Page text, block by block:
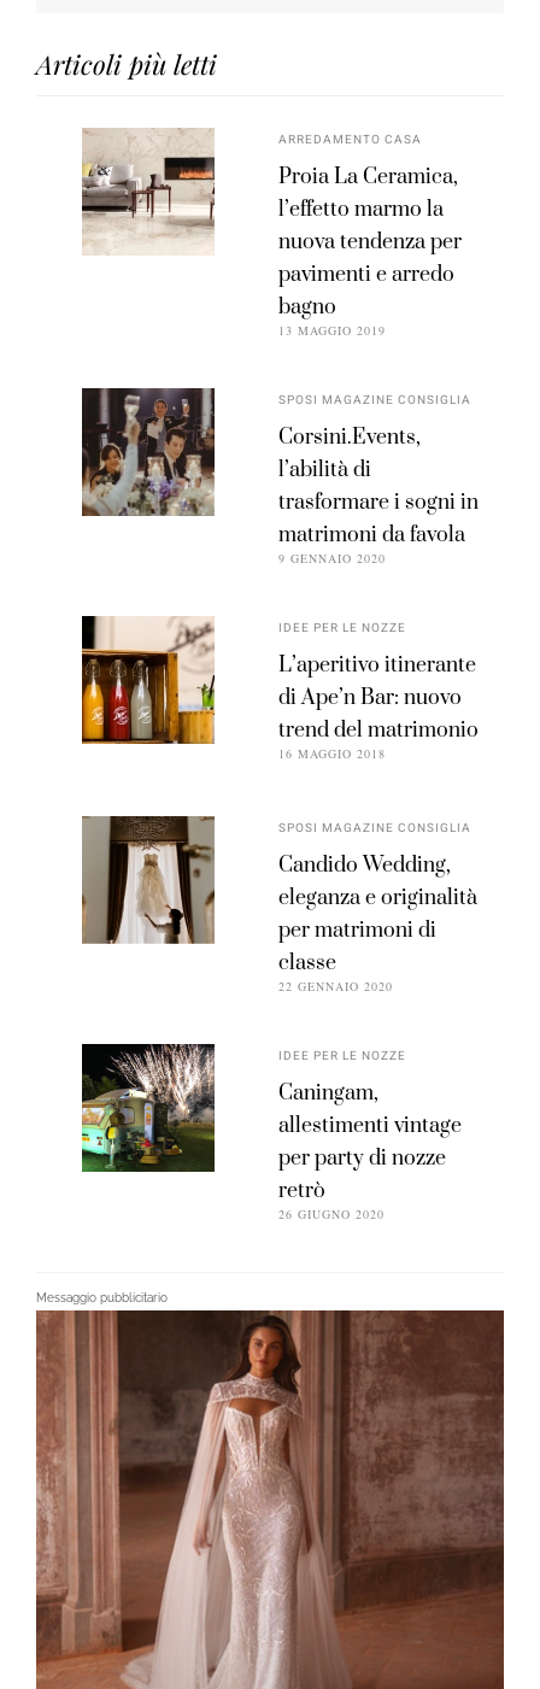
Articoli più letti
ARREDAMENTO CASA
Proia La Ceramica,
l’effetto marmo la
nuova tendenza per
pavimenti e arredo
bagno
13 MAGGIO 2019
SPOSI MAGAZINE CONSIGLIA
Corsini.Events,
l’abilità di
trasformare i sogni in
matrimoni da favola
9 GENNAIO 2020
IDEE PER LE NOZZE
L’aperitivo itinerante
di Ape’n Bar: nuovo
trend del matrimonio
16 MAGGIO 2018
SPOSI MAGAZINE CONSIGLIA
Candido Wedding,
eleganza e originalità
per matrimoni di
classe
22 GENNAIO 2020
IDEE PER LE NOZZE
Caningam,
allestimenti vintage
per party di nozze
retrò
26 GIUGNO 2020
Messaggio pubblicitario